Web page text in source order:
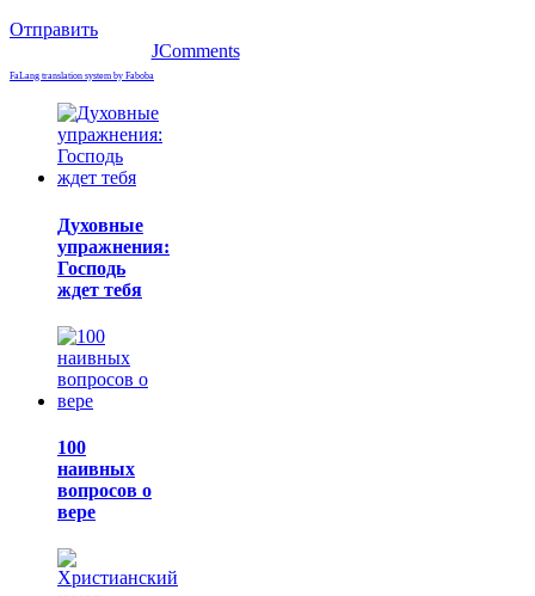
Отправить
JComments
FaLang translation system by Faboba
Духовные
упражнения:
Господь
ждет тебя
100
наивных
вопросов о
вере